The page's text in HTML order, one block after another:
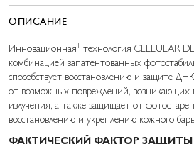
ОПИСАНИЕ
Инновационная 1 технология CELLULAR
комбинацией запатентованных
способствует восстановлению и защите
от возможных повреждений, возникающих
излучения, а также защищает от
восстановлению и укреплению кожного
ФАКТИЧЕСКИЙ ФАКТОР ЗАЩИТЫ